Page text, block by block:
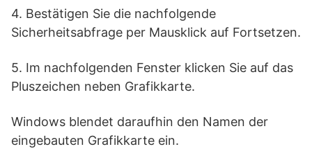
4. Bestätigen Sie die nachfolgende
Sicherheitsabfrage per Mausklick auf Fortsetzen.
5. Im nachfolgenden Fenster klicken Sie auf das
Pluszeichen neben Grafikkarte.
Windows blendet daraufhin den Namen der
eingebauten Grafikkarte ein.